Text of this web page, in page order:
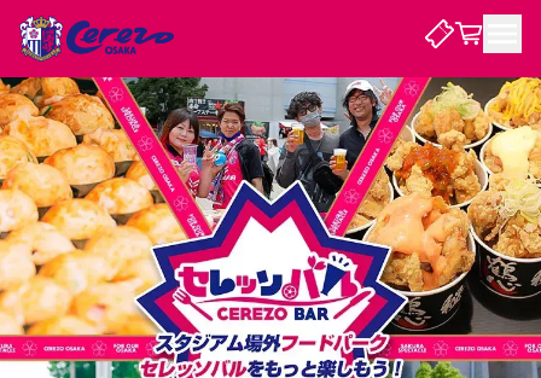
試合・チーム
試合について
試合日程 / 結果 順位表
チームについて
選手・スタッフ スケジュール メディア情報 アクセス レディース
アカデミー
ハナサカプレーヤー 歴代所属選手
観戦する
チケット
チケット情報 販売スケジュール 価格・席種
購入方法
シーズンシート
法人シーズンシート 福祉サービス
団体チケット
特定興行入場券 譲渡サービス リセールサービス
クラブを知る
セレッソ大阪について
ファンクラブ